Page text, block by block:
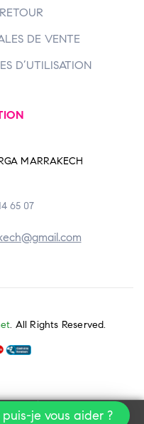
DE VENTE
D’UTILISATION
MARRAKECH
65 07
. All Rights Reserved.
0
je vous aider ?